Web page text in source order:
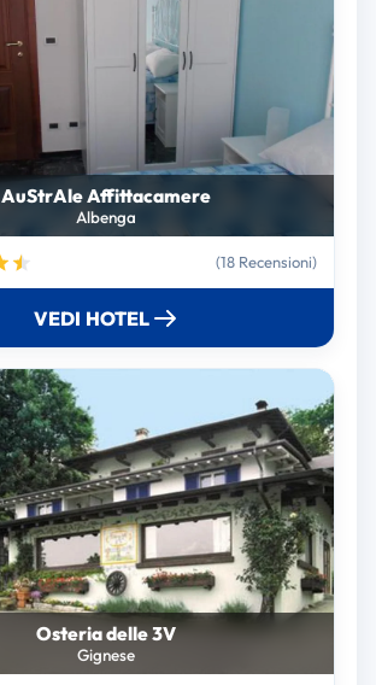
AuStrAle Affittacamere
Albenga
(18 Recensioni)
VEDI HOTEL
Osteria delle 3V
Gignese